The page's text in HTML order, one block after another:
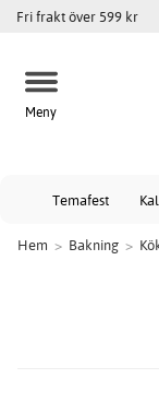
Fri frakt över 599 kr
Meny
Temafest
Hem > Bakning >